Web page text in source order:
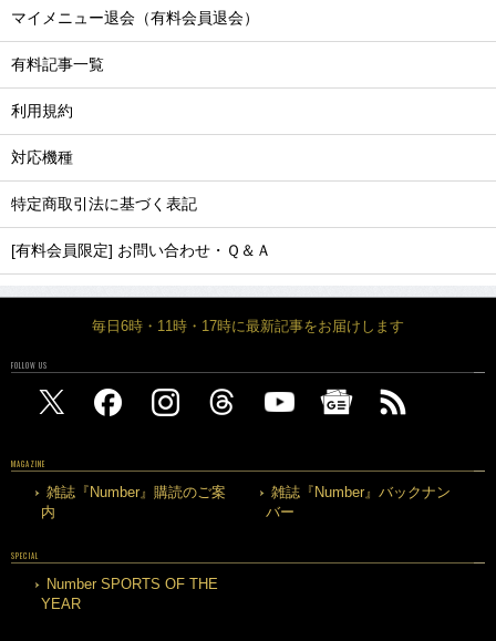
マイメニュー退会（有料会員退会）
有料記事一覧
利用規約
対応機種
特定商取引法に基づく表記
[有料会員限定] お問い合わせ・Ｑ＆Ａ
毎日6時・11時・17時に最新記事をお届けします
FOLLOW US
MAGAZINE
雑誌『Number』購読のご案
内
雑誌『Number』バックナン
バー
SPECIAL
Number SPORTS OF THE
YEAR